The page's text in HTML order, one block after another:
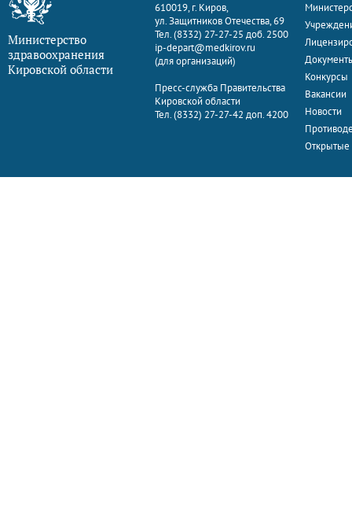
Министерство
здравоохранения
Кировской области
610019, г. Киров,
ул. Защитников Отечества, 69
Тел. (8332) 27-27-25 доб. 2500
ip-depart@medkirov.ru
(для организаций)
Пресс-служба Правительства
Кировской области
Тел. (8332) 27-27-42 доп. 4200
Конкурсы
Вакансии
Новости